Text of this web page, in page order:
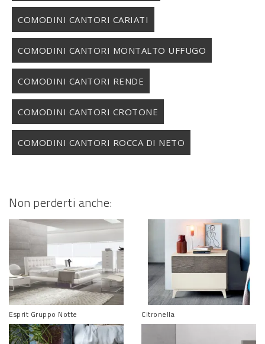
COMODINI CANTORI CARIATI
COMODINI CANTORI MONTALTO UFFUGO
COMODINI CANTORI RENDE
COMODINI CANTORI CROTONE
COMODINI CANTORI ROCCA DI NETO
Non perderti anche:
Esprit Gruppo Notte Citronella